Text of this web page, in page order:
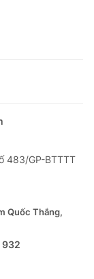
483/GP-BTTTT
Quốc Thắng,
932